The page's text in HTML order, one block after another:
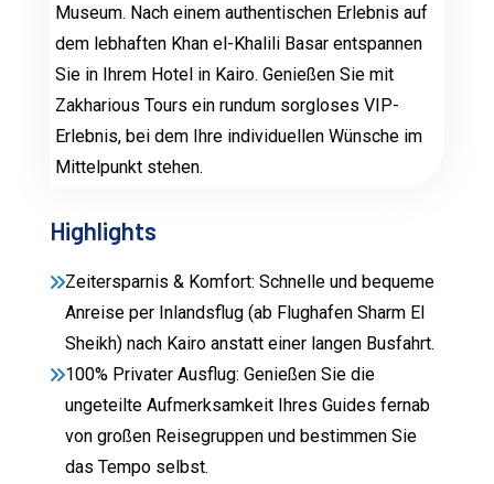
Museum. Nach einem authentischen Erlebnis auf
dem lebhaften Khan el-Khalili Basar entspannen
Sie in Ihrem Hotel in Kairo. Genießen Sie mit
Zakharious Tours ein rundum sorgloses VIP-
Erlebnis, bei dem Ihre individuellen Wünsche im
Mittelpunkt stehen.
Highlights
Zeitersparnis & Komfort: Schnelle und bequeme
Anreise per Inlandsflug (ab Flughafen Sharm El
Sheikh) nach Kairo anstatt einer langen Busfahrt.
100% Privater Ausflug: Genießen Sie die
ungeteilte Aufmerksamkeit Ihres Guides fernab
von großen Reisegruppen und bestimmen Sie
das Tempo selbst.